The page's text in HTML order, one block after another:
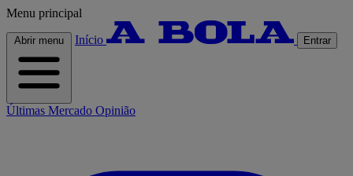
Menu principal
Abrir menu Início Entrar
Últimas Mercado Opinião